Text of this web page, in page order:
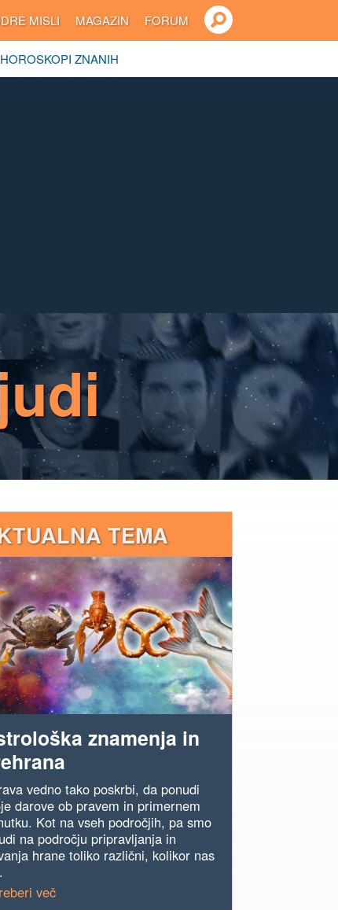
MISLI MAGAZIN FORUM
HOROSKOPI ZNANIH
TEMA
znamenja in
vedno tako poskrbi, da ponudi
darove ob pravem in primernem
Kot na vseh področjih, pa smo
na področju pripravljanja in
hrane toliko različni, kolikor nas
več